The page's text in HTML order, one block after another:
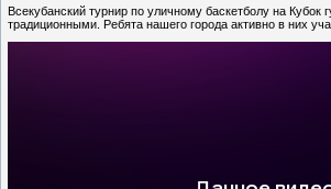
Всекубанский турнир по уличному баскетболу на
традиционными. Ребята нашего города активно в них